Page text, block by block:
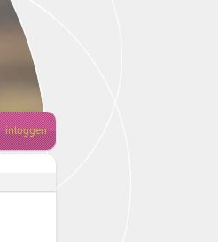
inloggen